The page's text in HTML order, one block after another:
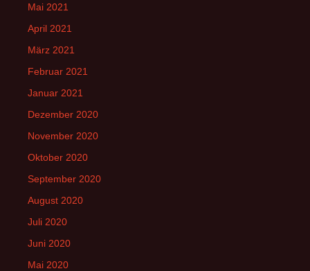
Mai 2021
April 2021
März 2021
Februar 2021
Januar 2021
Dezember 2020
November 2020
Oktober 2020
September 2020
August 2020
Juli 2020
Juni 2020
Mai 2020